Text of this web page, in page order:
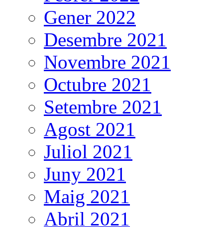
Gener 2022
Desembre 2021
Novembre 2021
Octubre 2021
Setembre 2021
Agost 2021
Juliol 2021
Juny 2021
Maig 2021
Abril 2021